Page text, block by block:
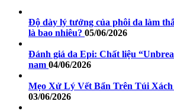
Độ dày lý tưởng của phôi da làm
là bao nhiêu? 05/06/2026
Đánh giá da Epi: Chất liệu
nam 04/06/2026
Mẹo Xử Lý Vết Bẩn Trên Túi
03/06/2026